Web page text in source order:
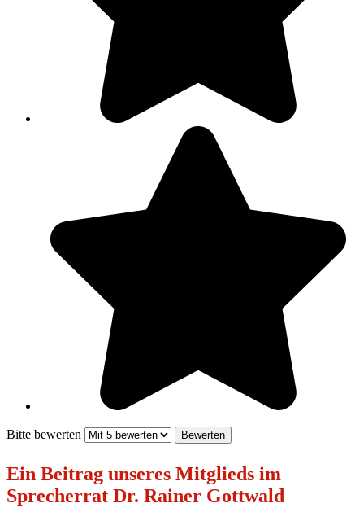
Bitte bewerten
Ein Beitrag unseres Mitglieds im
Sprecherrat Dr. Rainer Gottwald